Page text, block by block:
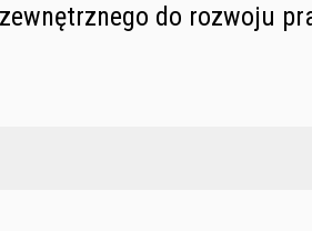
do rozwoju